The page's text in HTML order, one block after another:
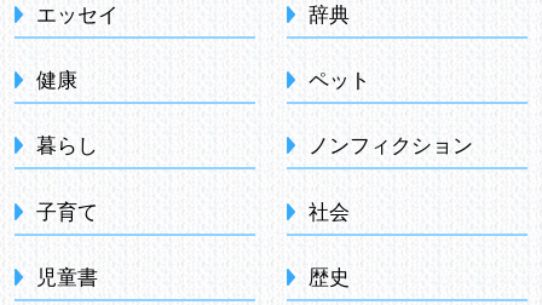
エッセイ
健康
暮らし
子育て
児童書
辞典
ペット
ノンフィクション
社会
歴史